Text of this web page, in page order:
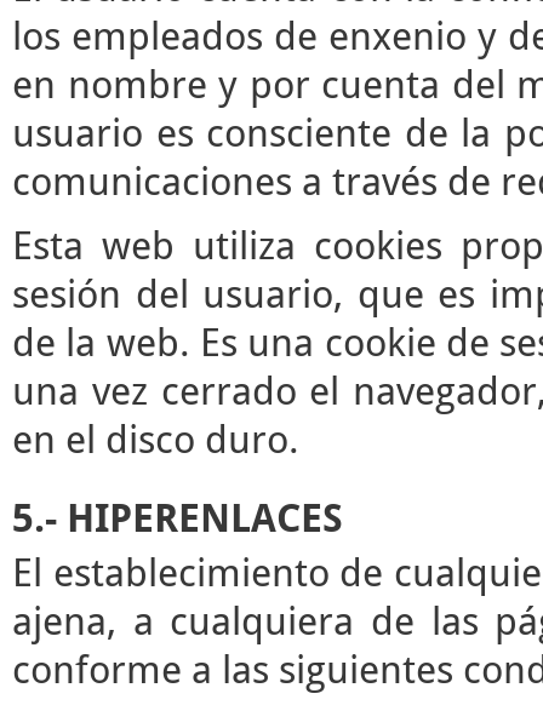
los empleados de enxenio y
en nombre y por cuenta del
usuario es consciente de la
comunicaciones a través de
Esta web utiliza cookies
sesión del usuario, que es
de la web. Es una cookie de
una vez cerrado el
en el disco duro.
5.- HIPERENLACES
El establecimiento de
ajena, a cualquiera de las
conforme a las siguientes